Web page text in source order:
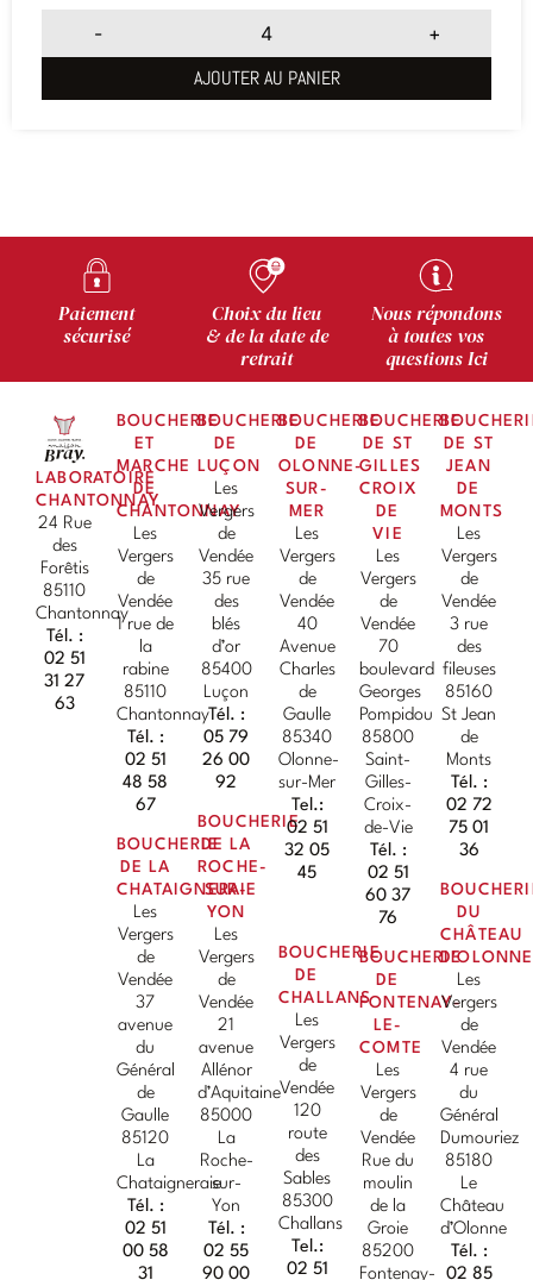
- +
AJOUTER AU PANIER
Paiement
sécurisé
Choix du lieu
& de la date de
retrait
Nous répondons
à toutes vos
questions Ici
LABORATOIRE
CHANTONNAY
24 Rue
des
Forêtis
85110
Chantonnay
Tél. :
02 51
31 27
63
BOUCHERIE
ET
MARCHE
DE
CHANTONNAY
Les
Vergers
de
Vendée
1 rue de
la
rabine
85110
Chantonnay
Tél. :
02 51
48 58
67
BOUCHERIE
DE LA
CHATAIGNERAIE
Les
Vergers
de
Vendée
37
avenue
du
Général
de
Gaulle
85120
La
Chataigneraie
Tél. :
02 51
00 58
31
BOUCHERIE
DE
LUÇON
Les
Vergers
de
Vendée
35 rue
des
blés
d’or
85400
Luçon
Tél. :
05 79
26 00
92
BOUCHERIE
DE LA
ROCHE-
SUR-
YON
Les
Vergers
de
Vendée
21
avenue
Allénor
d’Aquitaine
85000
La
Roche-
sur-
Yon
Tél. :
02 55
90 00
BOUCHERIE
DE
OLONNE-
SUR-
MER
Les
Vergers
de
Vendée
40
Avenue
Charles
de
Gaulle
85340
Olonne-
sur-Mer
Tel.:
02 51
32 05
45
BOUCHERIE
DE
CHALLANS
Les
Vergers
de
Vendée
120
route
des
Sables
85300
Challans
Tel.:
02 51
BOUCHERIE
DE ST
GILLES
CROIX
DE
VIE
Les
Vergers
de
Vendée
70
boulevard
Georges
Pompidou
85800
Saint-
Gilles-
Croix-
de-Vie
Tél. :
02 51
60 37
76
BOUCHERIE
DE
FONTENAY-
LE-
COMTE
Les
Vergers
de
Vendée
Rue du
moulin
de la
Groie
85200
Fontenay-
DE ST
JEAN
DE
MONTS
Les
Vergers
de
Vendée
3 rue
des
fileuses
85160
St Jean
de
Monts
Tél. :
02 72
75 01
36
DU
CHÂTEAU
D'OLONNE
Les
Vergers
de
Vendée
4 rue
du
Général
Dumouriez
85180
Le
Château
d’Olonne
Tél. :
02 85